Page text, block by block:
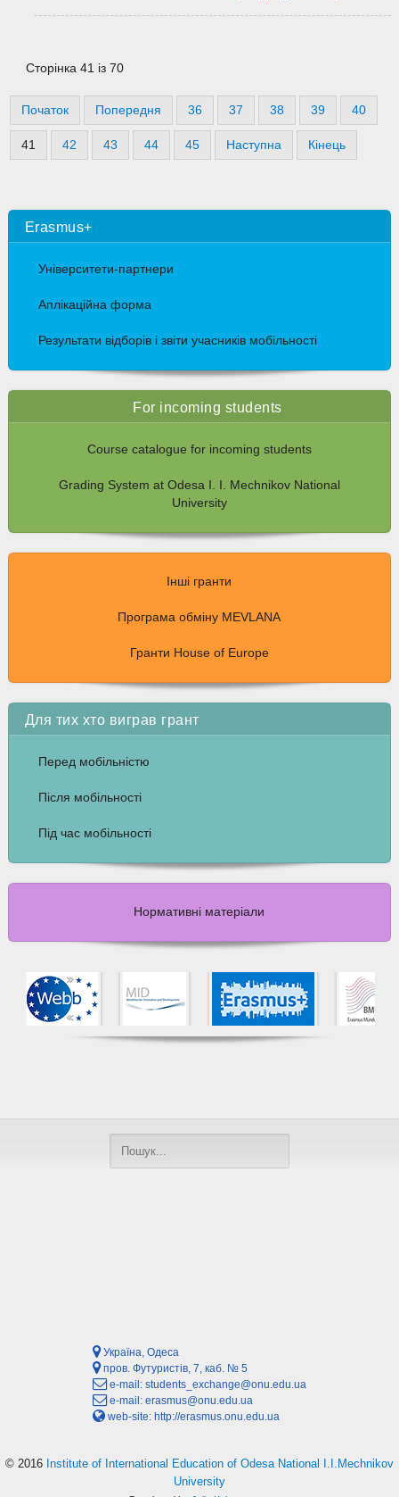
Сторінка 41 із 70
Початок Попередня 36 37 38 39 40
41 42 43 44 45 Наступна Кінець
Erasmus+
Університети-партнери
Аплікаційна форма
Результати відборів і звіти учасників мобільності
For incoming students
Course catalogue for incoming students
Grading System at Odesa I. I. Mechnikov National
University
Інші гранти
Програма обміну MEVLANA
Гранти House of Europe
Для тих хто виграв грант
Перед мобільністю
Після мобільності
Під час мобільності
Нормативні матеріали
Україна, Одеса
пров. Футуристів, 7, каб. № 5
e-mail: students_exchange@onu.edu.ua
e-mail: erasmus@onu.edu.ua
web-site: http://erasmus.onu.edu.ua
© 2016 Institute of International Education of Odesa National I.I.Mechnikov
University